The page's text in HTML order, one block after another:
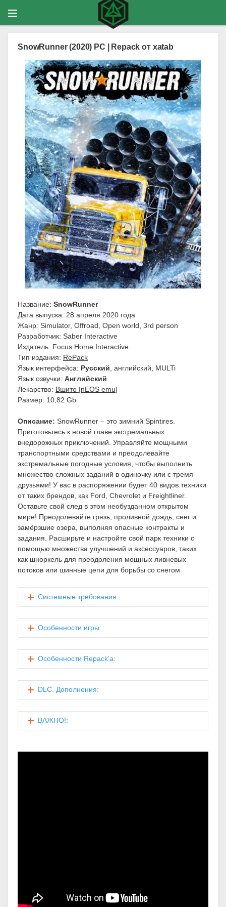
SnowRunner (2020) PC | Repack от xatab
Название: SnowRunner
Дата выпуска: 28 апреля 2020 года
Жанр: Simulator, Offroad, Open world, 3rd person
Разработчик: Saber Interactive
Издатель: Focus Home Interactive
Тип издания: RePack
Язык интерфейса: Русский, aнглийский, MULTi
Язык озвучки: Английский
Лекарство: Вшито |nEOS emu|
Размер: 10,82 Gb
Описание: SnowRunner – это зимний Spintires.
Приготовьтесь к новой главе экстремальных
внедорожных приключений. Управляйте мощными
транспортными средствами и преодолевайте
экстремальные погодные условия, чтобы выполнить
множество сложных заданий в одиночку или с тремя
друзьями! У вас в распоряжении будет 40 видов техники
от таких брендов, как Ford, Chevrolet и Freightliner.
Оставьте свой след в этом необузданном открытом
мире! Преодолевайте грязь, проливной дождь, снег и
замёрзшие озера, выполняя опасные контракты и
задания. Расширьте и настройте свой парк техники с
помощью множества улучшений и аксессуаров, таких
как шноркель для преодоления мощных ливневых
потоков или шинные цепи для борьбы со снегом.
Системные требования:
Особенности игры:
Особенности Repack'a:
DLC. Дополнения:
ВАЖНО!: